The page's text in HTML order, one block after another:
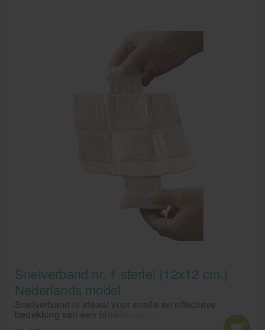
Snelverband nr. 1 steriel (12x12 cm.)
Nederlands model
Snelverband is ideaal voor snelle en effectieve
bedekking van een bloedende wond. Snelverband
Nederlands model is aan beide zijdes voorzien van